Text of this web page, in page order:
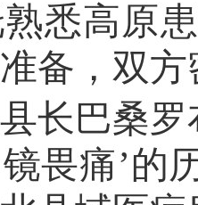
悉高原
备，双
长巴桑
畏痛’的